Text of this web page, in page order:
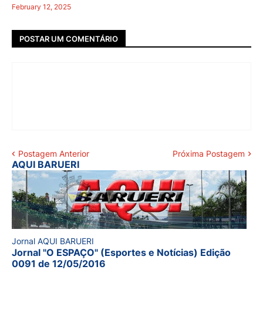
February 12, 2025
POSTAR UM COMENTÁRIO
Postagem Anterior Próxima Postagem
AQUI BARUERI
Jornal AQUI BARUERI
Jornal "O ESPAÇO" (Esportes e Notícias) Edição
0091 de 12/05/2016